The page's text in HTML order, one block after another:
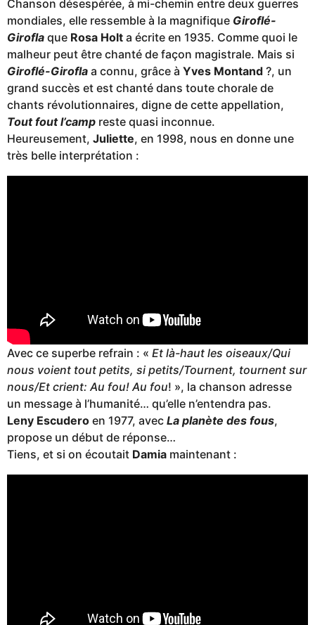
Chanson désespérée, à mi-chemin entre deux guerres
mondiales, elle ressemble à la magnifique Giroflé-
Girofla que Rosa Holt a écrite en 1935. Comme quoi le
malheur peut être chanté de façon magistrale. Mais si
Giroflé-Girofla a connu, grâce à Yves Montand ?, un
grand succès et est chanté dans toute chorale de
chants révolutionnaires, digne de cette appellation,
Tout fout l’camp reste quasi inconnue.
Heureusement, Juliette, en 1998, nous en donne une
très belle interprétation :
Avec ce superbe refrain : « Et là-haut les oiseaux/Qui
nous voient tout petits, si petits/Tournent, tournent sur
nous/Et crient: Au fou! Au fou! », la chanson adresse
un message à l’humanité… qu’elle n’entendra pas.
Leny Escudero en 1977, avec La planète des fous,
propose un début de réponse…
Tiens, et si on écoutait Damia maintenant :